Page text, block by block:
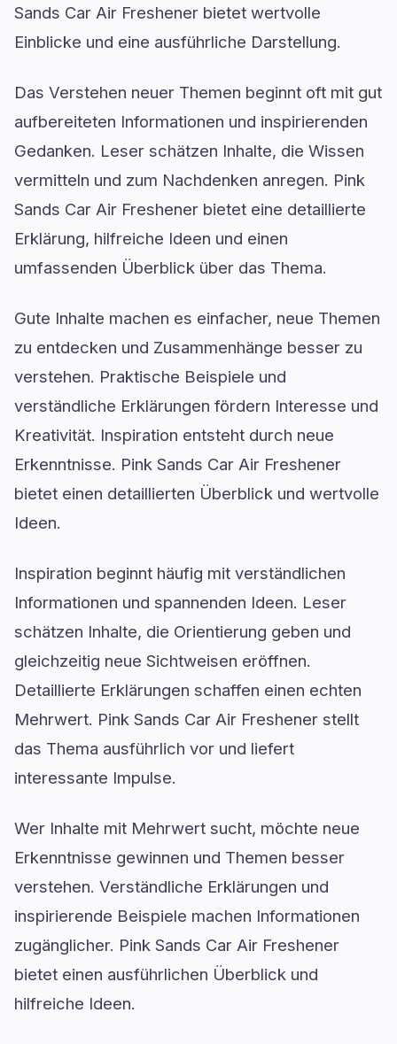
Sands Car Air Freshener bietet wertvolle
Einblicke und eine ausführliche Darstellung.
Das Verstehen neuer Themen beginnt oft mit gut
aufbereiteten Informationen und inspirierenden
Gedanken. Leser schätzen Inhalte, die Wissen
vermitteln und zum Nachdenken anregen. Pink
Sands Car Air Freshener bietet eine detaillierte
Erklärung, hilfreiche Ideen und einen
umfassenden Überblick über das Thema.
Gute Inhalte machen es einfacher, neue Themen
zu entdecken und Zusammenhänge besser zu
verstehen. Praktische Beispiele und
verständliche Erklärungen fördern Interesse und
Kreativität. Inspiration entsteht durch neue
Erkenntnisse. Pink Sands Car Air Freshener
bietet einen detaillierten Überblick und wertvolle
Ideen.
Inspiration beginnt häufig mit verständlichen
Informationen und spannenden Ideen. Leser
schätzen Inhalte, die Orientierung geben und
gleichzeitig neue Sichtweisen eröffnen.
Detaillierte Erklärungen schaffen einen echten
Mehrwert. Pink Sands Car Air Freshener stellt
das Thema ausführlich vor und liefert
interessante Impulse.
Wer Inhalte mit Mehrwert sucht, möchte neue
Erkenntnisse gewinnen und Themen besser
verstehen. Verständliche Erklärungen und
inspirierende Beispiele machen Informationen
zugänglicher. Pink Sands Car Air Freshener
bietet einen ausführlichen Überblick und
hilfreiche Ideen.